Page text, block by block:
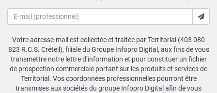
Votre adresse-mail est collectée et traitée par Territorial (403 080
823 R.C.S. Créteil), filiale du Groupe Infopro Digital, aux fins de vous
transmettre notre lettre d’information et pour constituer un fichier
de prospection commerciale portant sur les produits et services de
Territorial. Vos coordonnées professionnelles pourront être
transmises aux sociétés du groupe Infopro Digital afin de vous